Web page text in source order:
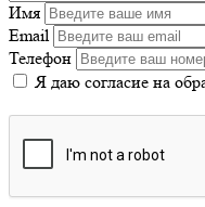
Имя
Email
Телефон
Я даю согласие на